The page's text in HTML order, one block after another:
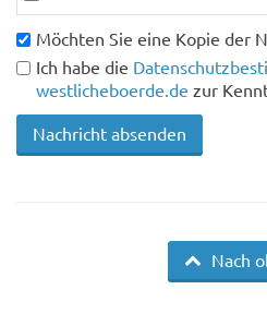
Möchten Sie eine Kopie der
Ich habe die
westlicheboerde.de zur
Nach